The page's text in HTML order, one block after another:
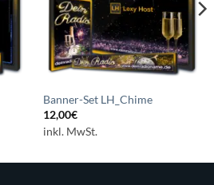
Banner-Set LH_Chime
12,00€
inkl. MwSt.